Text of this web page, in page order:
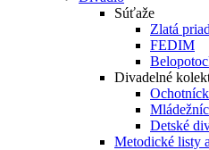
Súťaže
Zlatá
FEDIM
Divadelné
Detské
Metodické listy